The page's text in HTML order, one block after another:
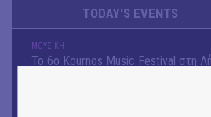
TODAY'S EVENTS
ΜΟΥΣΙΚΗ
Το 6ο Kournos Music Festival στη